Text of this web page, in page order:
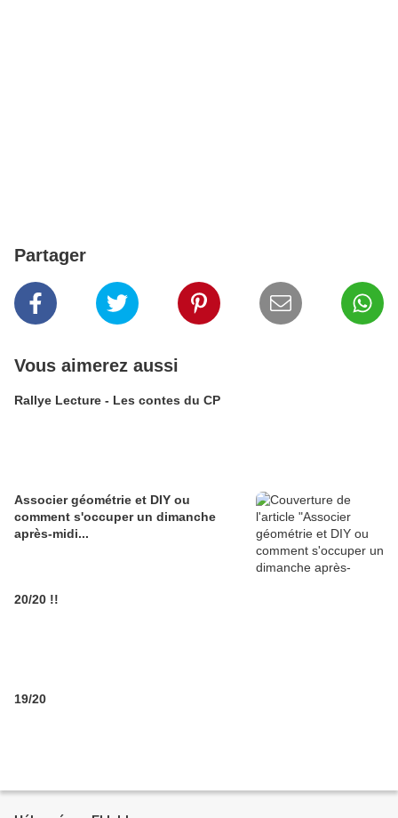
Partager
Vous aimerez aussi
Rallye Lecture - Les contes du CP
Associer géométrie et DIY ou
comment s'occuper un dimanche
après-midi...
20/20 !!
19/20